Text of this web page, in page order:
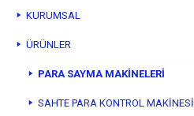
KURUMSAL
ÜRÜNLER
PARA SAYMA MAKİNELERİ
SAHTE PARA KONTROL MAKİNESİ